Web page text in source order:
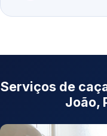
Serviços de
João,